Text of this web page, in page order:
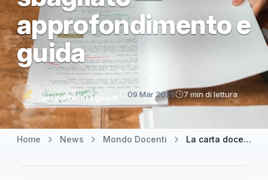
approfondimento e
guida
REDAZIONE
Orizzonte Insegnanti 09 Mar 2026 7 min di lettura
Home News Mondo Docenti La carta docente ridotta: un segnale sbagliato — approfondimento e guida